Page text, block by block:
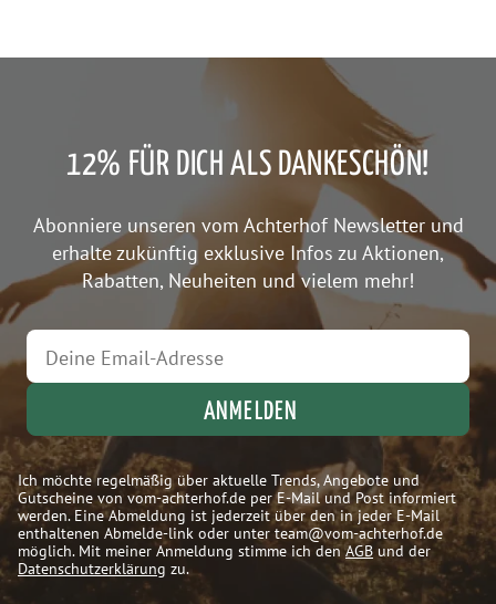
12% FÜR DICH ALS DANKESCHÖN!
Abonniere unseren vom Achterhof Newsletter und
erhalte zukünftig exklusive Infos zu Aktionen,
Rabatten, Neuheiten und vielem mehr!
ANMELDEN
Ich möchte regelmäßig über aktuelle Trends, Angebote und
Gutscheine von vom-achterhof.de per E-Mail und Post informiert
werden. Eine Abmeldung ist jederzeit über den in jeder E-Mail
enthaltenen Abmelde-link oder unter team@vom-achterhof.de
möglich. Mit meiner Anmeldung stimme ich denAGB und der
Datenschutzerklärung zu.